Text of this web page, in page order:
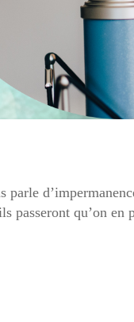
parle
passeront qu’on